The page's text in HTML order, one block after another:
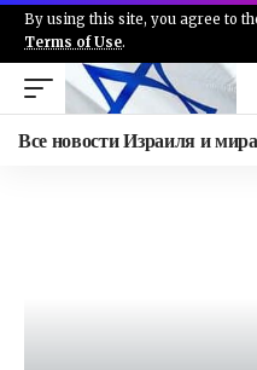
By using this site, you agree to
Terms of Use.
Все новости Израиля и мира